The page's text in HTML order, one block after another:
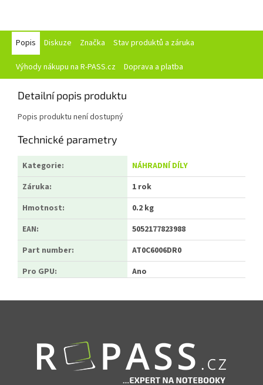
Popis Diskuze Značka Stav produktů a záruka
Výhody nákupu na R-PASS.cz Doprava a platba
Detailní popis produktu
Popis produktu není dostupný
Technické parametry
Kategorie:
NÁHRADNÍ DÍLY
Záruka:
1 rok
Hmotnost:
0.2 kg
EAN:
5052177823988
Part number:
AT0C6006DR0
Pro GPU: Ano